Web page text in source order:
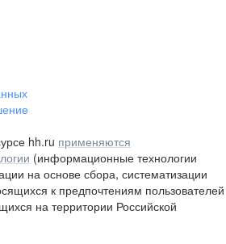
hh.ru применяются
(информационные технологии
на основе сбора, систематизации
к предпочтениям пользователей
на территории Российской